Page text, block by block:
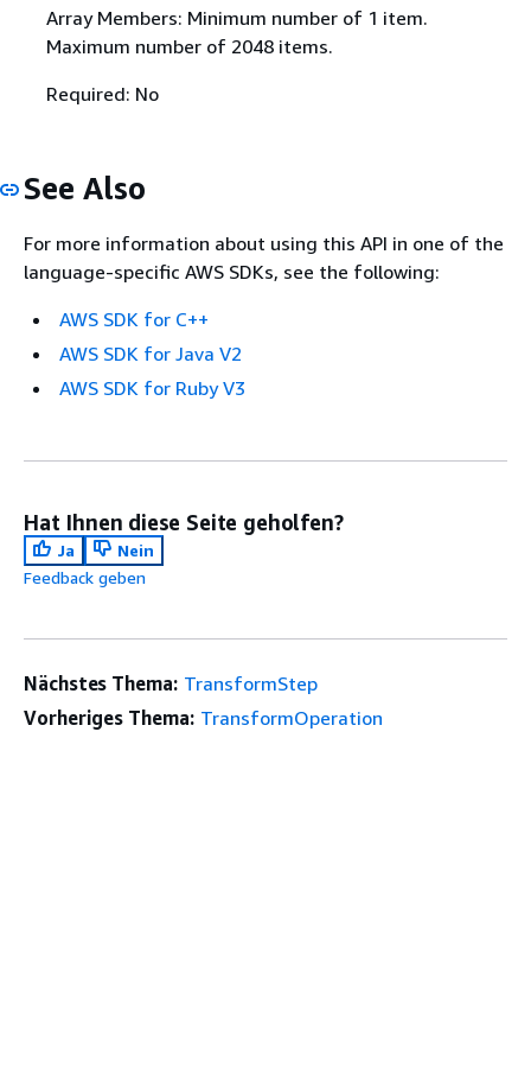
Array Members: Minimum number of 1 item.
Maximum number of 2048 items.
Required: No
See Also
For more information about using this API in one of the
language-specific AWS SDKs, see the following:
AWS SDK for C++
AWS SDK for Java V2
AWS SDK for Ruby V3
Hat Ihnen diese Seite geholfen?
Ja
Nein
Feedback geben
Nächstes Thema: TransformStep
Vorheriges Thema: TransformOperation